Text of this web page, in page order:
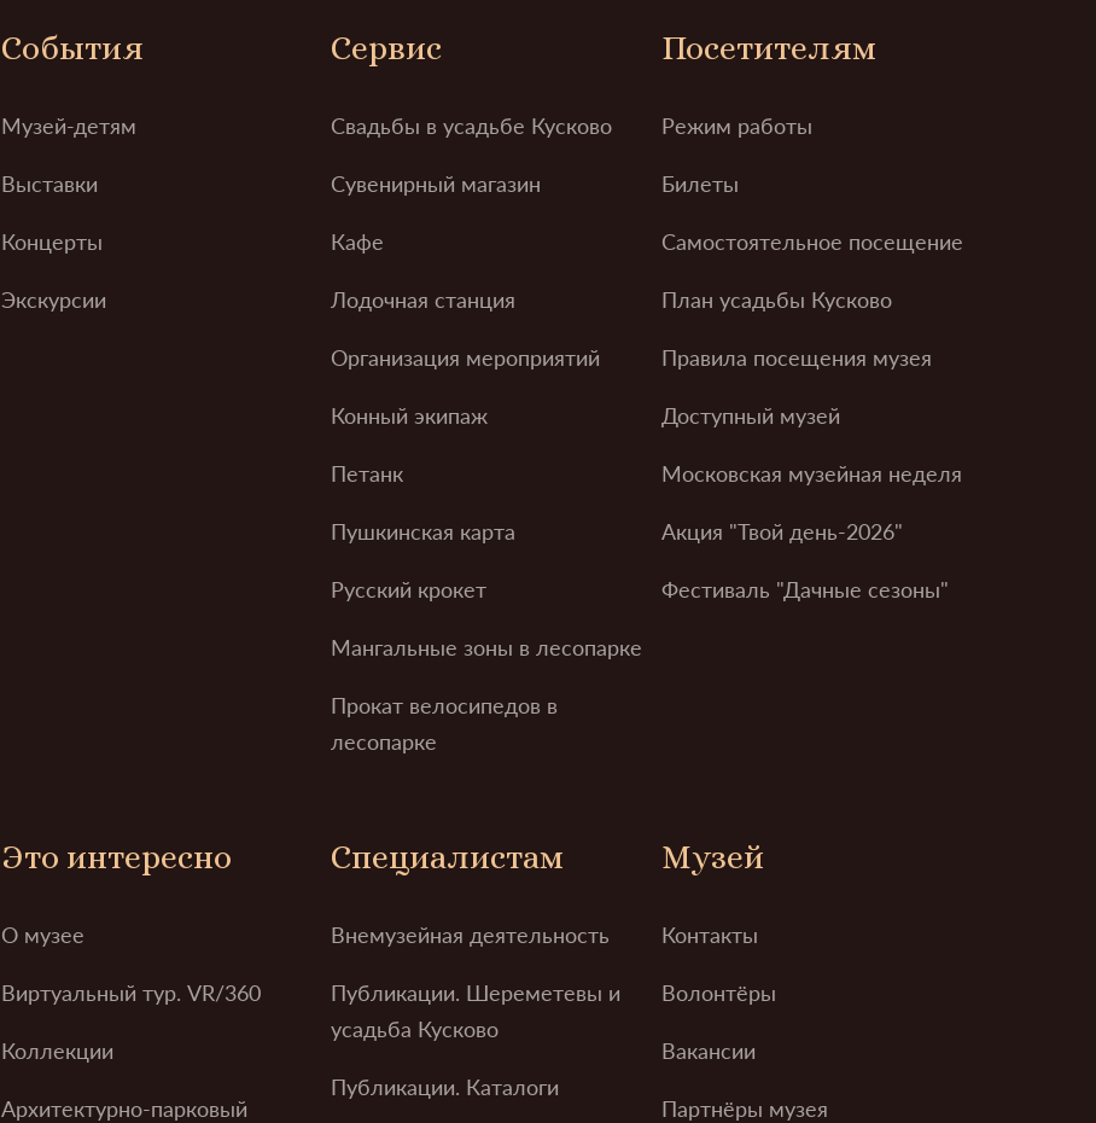
События
Музей-детям
Выставки
Концерты
Экскурсии
Сервис
Свадьбы в усадьбе Кусково
Сувенирный магазин
Кафе
Лодочная станция
Организация мероприятий
Конный экипаж
Петанк
Пушкинская карта
Русский крокет
Мангальные зоны в лесопарке
Прокат велосипедов в
лесопарке
Посетителям
Режим работы
Билеты
Самостоятельное посещение
План усадьбы Кусково
Правила посещения музея
Доступный музей
Московская музейная неделя
Акция "Твой день-2026"
Фестиваль "Дачные сезоны"
Это интересно
О музее
Виртуальный тур. VR/360
Коллекции
Архитектурно-парковый
Специалистам
Внемузейная деятельность
Публикации. Шереметевы и
усадьба Кусково
Публикации. Каталоги
Музей
Контакты
Волонтёры
Вакансии
Партнёры музея